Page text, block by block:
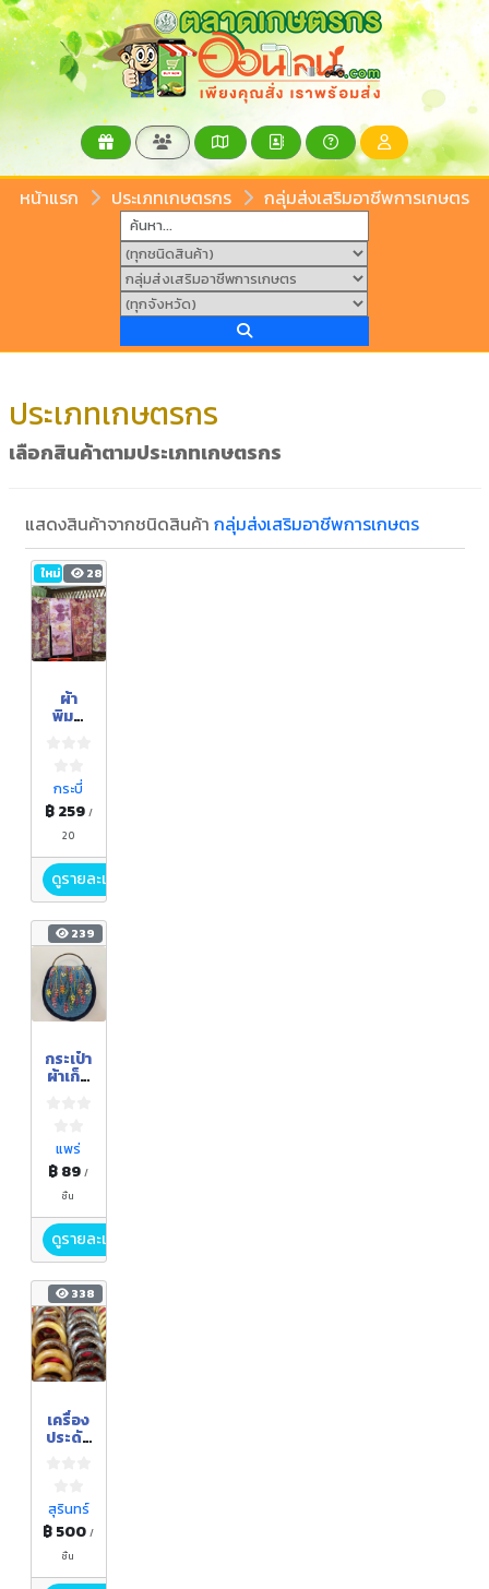
หน้าแรก ประเภทเกษตรกร กลุ่มส่งเสริมอาชีพการเกษตร
ประเภทเกษตรกร
เลือกสินค้าตามประเภทเกษตรกร
แสดงสินค้าจากชนิดสินค้า กลุ่มส่งเสริมอาชีพการเกษตร
ใหม่ 28
ผ้า
พิมพ์
กระบี่
฿ 259 /
20
ดูรายละเอียด
239
กระเป๋า
ผ้าเก็บ
ด้วย
มือ
แพร่
฿ 89/
ชิ้น
ดูรายละเอียด
338
เครื่อง
ประดับ
ใช้ใน
ครัว
เรือน
Hand
made
สุรินทร์
฿ 500/
ชิ้น